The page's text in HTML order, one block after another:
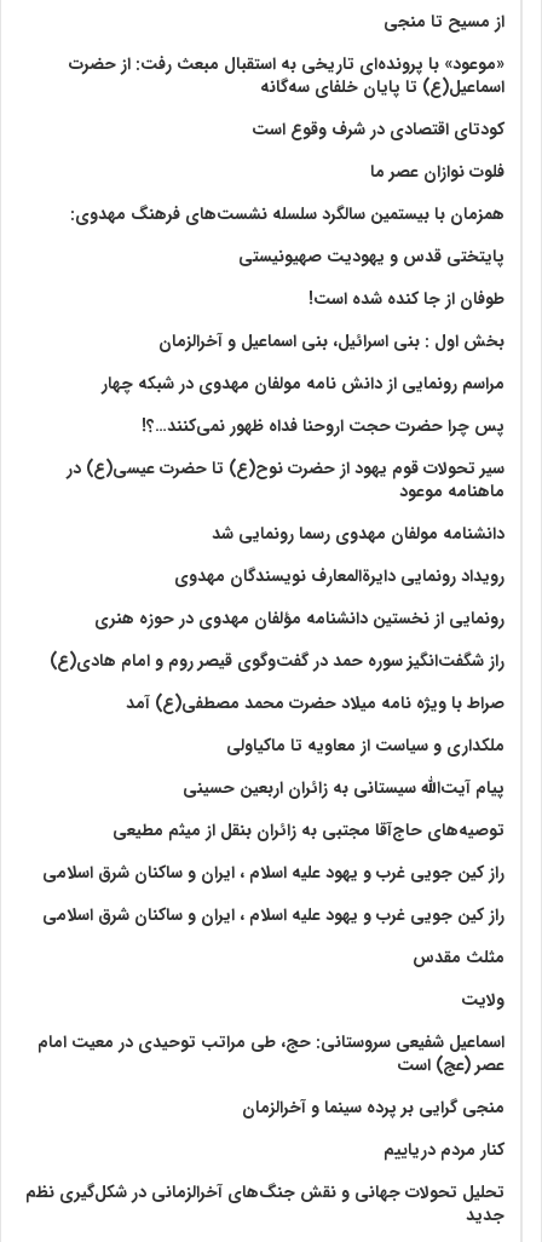
از مسیح تا منجی
«موعود» با پرونده‌ای تاریخی به استقبال مبعث رفت: از حضرت
اسماعیل(ع) تا پایان خلفای سه‌گانه
کودتای اقتصادی در شرف وقوع است
فلوت نوازان عصر ما
همزمان با بیستمین سالگرد سلسله نشست‌های فرهنگ مهدوی:‌
پایتختی قدس و یهودیت صهیونیستی
طوفان از جا کنده شده است!
بخش اول : بنی اسرائیل، بنی اسماعیل و آخرالزمان
مراسم رونمایی از دانش نامه مولفان مهدوی در شبکه چهار
پس چرا حضرت حجت اروحنا فداه ظهور نمی‌کنند…؟!
سیر تحولات قوم یهود از حضرت نوح(ع) تا حضرت عیسی(ع) در
ماهنامه موعود
دانشنامه مولفان مهدوی رسما رونمایی شد
رویداد رونمایی دایرةالمعارف نویسندگان مهدوی
رونمایی از نخستین دانشنامه مؤلفان مهدوی در حوزه هنری
راز شگفت‌انگیز سوره حمد در گفت‌وگوی قیصر روم و امام هادی(ع)
صراط با ویژه نامه میلاد حضرت محمد مصطفی(ع) آمد
ملکداری و سیاست از معاویه تا ماکیاولی
پیام آیت‌الله سیستانی به زائران اربعین حسینی
توصیه‌های حاج‌آقا مجتبی به زائران بنقل از میثم مطیعی
راز کین جویی غرب و یهود علیه اسلام ، ایران و ساکنان شرق اسلامی
راز کین جویی غرب و یهود علیه اسلام ، ایران و ساکنان شرق اسلامی
مثلث مقدس
ولايت‏
اسماعیل شفیعی سروستانی: حج، طی مراتب توحیدی در معیت امام
عصر (عج) است
منجی گرایی بر پرده سینما و آخرالزمان
کنار مردم دریاییم
تحلیل تحولات جهانی و نقش جنگ‌های آخرالزمانی در شکل‌گیری نظم
جدید